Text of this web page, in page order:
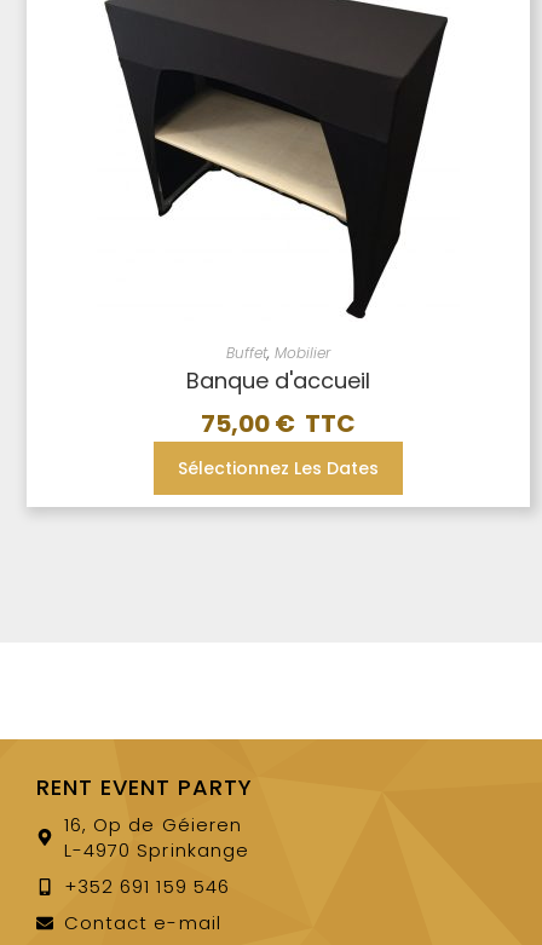
Buffet, Mobilier
Banque d'accueil
75,00€
Sélectionnez Les Dates
RENT EVENT PARTY
16, Op de Géieren
L-4970 Sprinkange
+352 691 159 546
Contact e-mail